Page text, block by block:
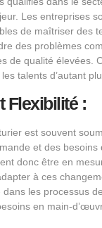
Les entreprises
de maîtriser des
des problèmes
de qualité élevées.
talents d’autant
Flexibilité :
est souvent
et des besoins
donc être en
à ces
dans les processus
en main-